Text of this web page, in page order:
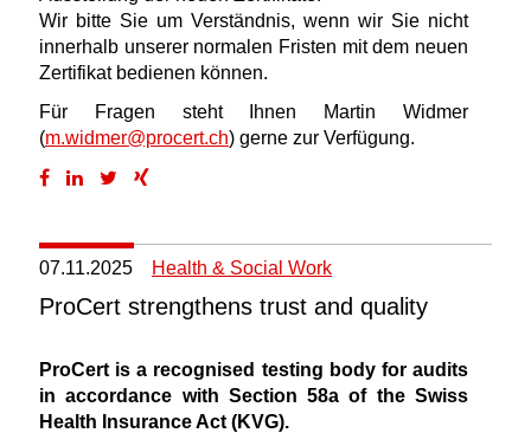
Wir bitte Sie um Verständnis, wenn wir Sie nicht
innerhalb unserer normalen Fristen mit dem neuen
Zertifikat bedienen können.
Für Fragen steht Ihnen Martin Widmer
(m.widmer@procert.ch) gerne zur Verfügung.
07.11.2025 Health & Social Work
ProCert strengthens trust and quality
ProCert is a recognised testing body for audits
in accordance with Section 58a of the Swiss
Health Insurance Act (KVG).